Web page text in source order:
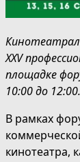
XXV
площадке
10:00 до 12:00.
В рамках
кинотеатра,